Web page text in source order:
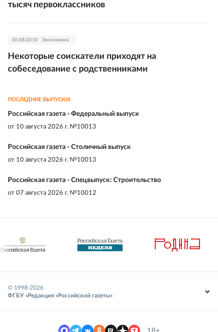
тысяч первоклассников
30.08.2010 Экономика
Некоторые соискатели приходят на
собеседование с родственниками
ПОСЛЕДНИЕ ВЫПУСКИ:
Российская газета - Федеральный выпуск
от 10 августа 2026 г. №10013
Российская газета - Столичный выпуск
от 10 августа 2026 г. №10013
Российская газета - Спецвыпуск: Строительство
от 07 августа 2026 г. №10012
© 1998-2026
ФГБУ «Редакция «Российской газеты»
18+